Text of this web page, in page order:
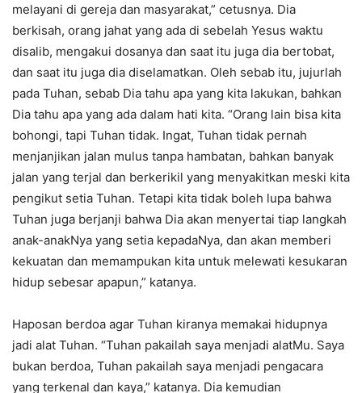
melayani di gereja dan masyarakat,” cetusnya. Dia
berkisah, orang jahat yang ada di sebelah Yesus waktu
disalib, mengakui dosanya dan saat itu juga dia bertobat,
dan saat itu juga dia diselamatkan. Oleh sebab itu, jujurlah
pada Tuhan, sebab Dia tahu apa yang kita lakukan, bahkan
Dia tahu apa yang ada dalam hati kita. “Orang lain bisa kita
bohongi, tapi Tuhan tidak. Ingat, Tuhan tidak pernah
menjanjikan jalan mulus tanpa hambatan, bahkan banyak
jalan yang terjal dan berkerikil yang menyakitkan meski kita
pengikut setia Tuhan. Tetapi kita tidak boleh lupa bahwa
Tuhan juga berjanji bahwa Dia akan menyertai tiap langkah
anak-anakNya yang setia kepadaNya, dan akan memberi
kekuatan dan memampukan kita untuk melewati kesukaran
hidup sebesar apapun,” katanya.
Haposan berdoa agar Tuhan kiranya memakai hidupnya
jadi alat Tuhan. “Tuhan pakailah saya menjadi alatMu. Saya
bukan berdoa, Tuhan pakailah saya menjadi pengacara
yang terkenal dan kaya,” katanya. Dia kemudian